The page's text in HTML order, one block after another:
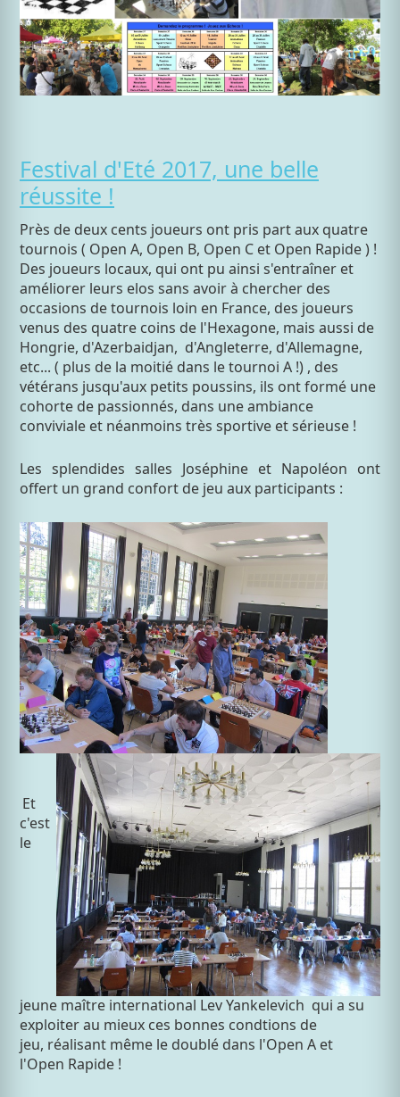
Festival d'Eté 2017, une belle
réussite !
Près de deux cents joueurs ont pris part aux quatre
tournois ( Open A, Open B, Open C et Open Rapide ) !
Des joueurs locaux, qui ont pu ainsi s'entraîner et
améliorer leurs elos sans avoir à chercher des
occasions de tournois loin en France, des joueurs
venus des quatre coins de l'Hexagone, mais aussi de
Hongrie, d'Azerbaidjan, d'Angleterre, d'Allemagne,
etc... ( plus de la moitié dans le tournoi A !) , des
vétérans jusqu'aux petits poussins, ils ont formé une
cohorte de passionnés, dans une ambiance
conviviale et néanmoins très sportive et sérieuse !
Les splendides salles Joséphine et Napoléon ont
offert un grand confort de jeu aux participants :
Et
c'est
le
jeune maître international Lev Yankelevich qui a su
exploiter au mieux ces bonnes condtions de
jeu, réalisant même le doublé dans l'Open A et
l'Open Rapide !